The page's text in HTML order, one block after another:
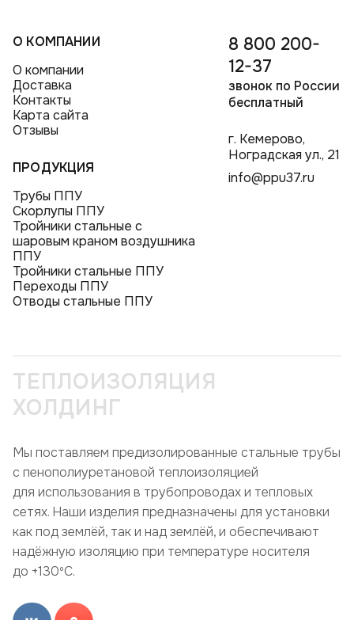
О КОМПАНИИ
О компании
Доставка
Контакты
Карта сайта
Отзывы
ПРОДУКЦИЯ
Трубы ППУ
Скорлупы ППУ
Тройники стальные с
шаровым краном воздушника
ППУ
Тройники стальные ППУ
Переходы ППУ
Отводы стальные ППУ
8 800 200-
12-37
звонок по России
бесплатный
г. Кемерово,
Ноградская ул., 21
info@ppu37.ru
ТЕПЛОИЗОЛЯЦИЯ
ХОЛДИНГ
Мы поставляем предизолированные стальные трубы
с пенополиуретановой теплоизоляцией
для использования в трубопроводах и тепловых
сетях. Наши изделия предназначены для установки
как под землёй, так и над землёй, и обеспечивают
надёжную изоляцию при температуре носителя
до +130ºC.